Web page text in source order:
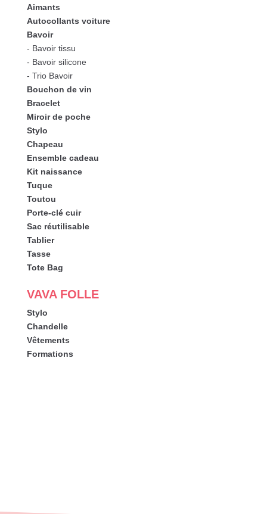
Aimants
Autocollants voiture
Bavoir
- Bavoir tissu
- Bavoir silicone
- Trio Bavoir
Bouchon de vin
Bracelet
Miroir de poche
Stylo
Chapeau
Ensemble cadeau
Kit naissance
Tuque
Toutou
Porte-clé cuir
Sac réutilisable
Tablier
Tasse
Tote Bag
VAVA FOLLE
Stylo
Chandelle
Vêtements
Formations